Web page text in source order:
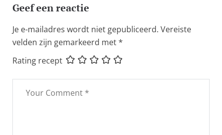
Geef een reactie
Je e-mailadres wordt niet gepubliceerd. Vereiste
velden zijn gemarkeerd met*
Rating recept